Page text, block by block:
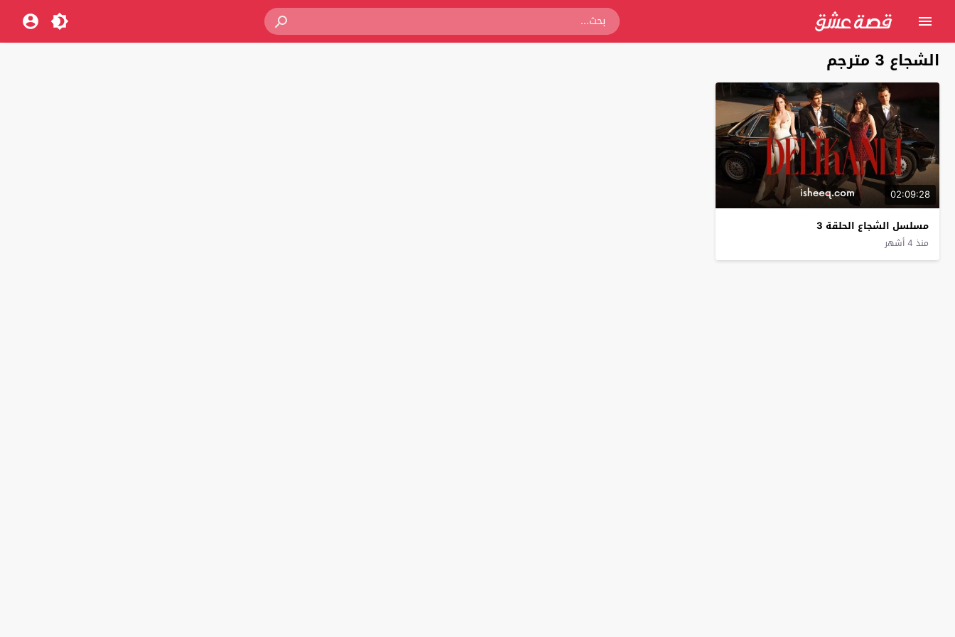
الشجاع 3 مترجم
02:09:28
مسلسل الشجاع الحلقة 3
منذ 4 أشهر